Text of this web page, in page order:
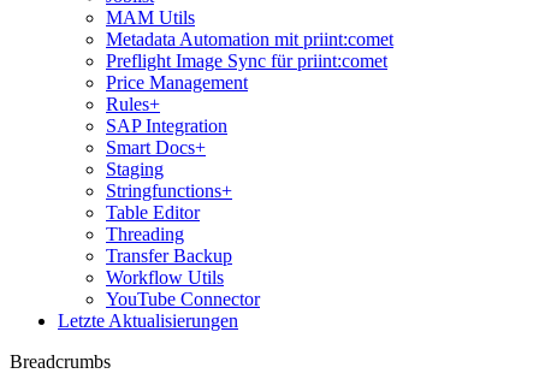
MAM Utils
Metadata Automation mit priint:comet
Preflight Image Sync für priint:comet
Price Management
Rules+
SAP Integration
Smart Docs+
Staging
Stringfunctions+
Table Editor
Threading
Transfer Backup
Workflow Utils
YouTube Connector
Letzte Aktualisierungen
Breadcrumbs